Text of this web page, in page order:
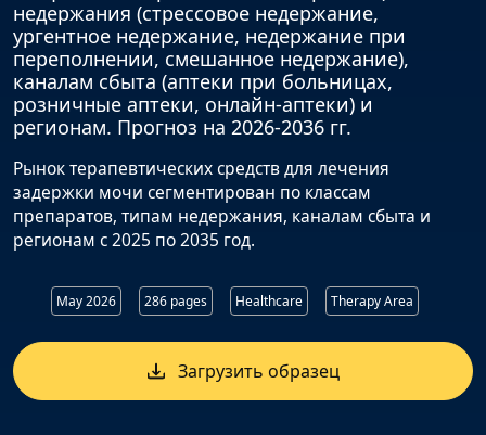
недержания (стрессовое недержание,
ургентное недержание, недержание при
переполнении, смешанное недержание),
каналам сбыта (аптеки при больницах,
розничные аптеки, онлайн-аптеки) и
регионам. Прогноз на 2026-2036 гг.
Рынок терапевтических средств для лечения
задержки мочи сегментирован по классам
препаратов, типам недержания, каналам сбыта и
регионам с 2025 по 2035 год.
May 2026 286 pages Healthcare Therapy Area
Загрузить образец